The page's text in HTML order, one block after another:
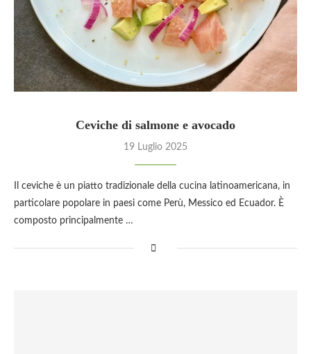
Ceviche di salmone e avocado
19 Luglio 2025
Il ceviche è un piatto tradizionale della cucina latinoamericana, in
particolare popolare in paesi come Perù, Messico ed Ecuador. È
composto principalmente …